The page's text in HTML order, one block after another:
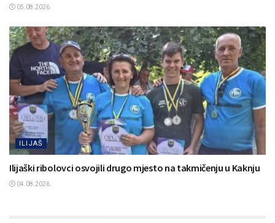
05.08.2026.
ILIJAŠ
Ilijaški ribolovci osvojili drugo mjesto na takmičenju u Kaknju
04.08.2026.